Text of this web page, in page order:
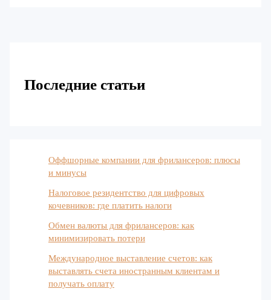
Последние статьи
Оффшорные компании для фрилансеров: плюсы
и минусы
Налоговое резидентство для цифровых
кочевников: где платить налоги
Обмен валюты для фрилансеров: как
минимизировать потери
Международное выставление счетов: как
выставлять счета иностранным клиентам и
получать оплату